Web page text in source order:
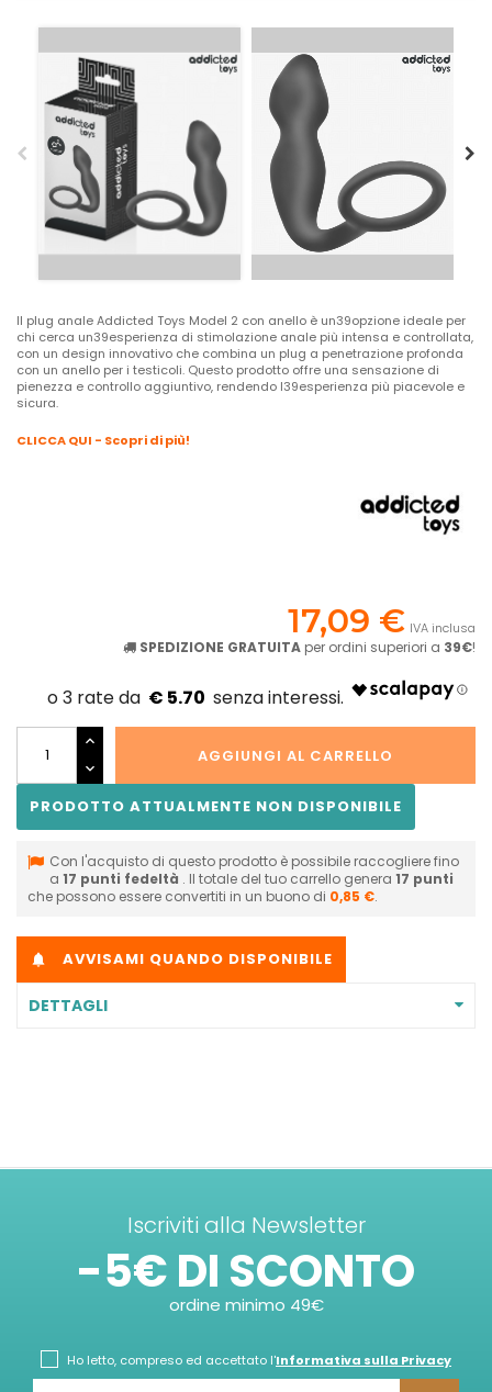
Il plug anale Addicted Toys Model 2 con anello è un39opzione ideale per
chi cerca un39esperienza di stimolazione anale più intensa e controllata,
con un design innovativo che combina un plug a penetrazione profonda
con un anello per i testicoli. Questo prodotto offre una sensazione di
pienezza e controllo aggiuntivo, rendendo l39esperienza più piacevole e
sicura.
CLICCA QUI - Scopri di più!
17,09 € IVA inclusa
SPEDIZIONE GRATUITA per ordini superiori a 39€!
€ 5.70
AGGIUNGI AL CARRELLO
PRODOTTO ATTUALMENTE NON DISPONIBILE
Con l'acquisto di questo prodotto è possibile raccogliere fino
a 17 punti fedeltà . Il totale del tuo carrello genera 17 punti
che possono essere convertiti in un buono di 0,85 €.
 AVVISAMI QUANDO DISPONIBILE
DETTAGLI
Iscriviti alla Newsletter
-5€ DI SCONTO
ordine minimo 49€
Ho letto, compreso ed accettato l'Informativa sulla Privacy